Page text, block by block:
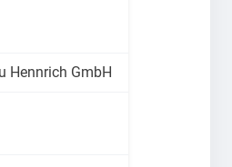
Hennrich GmbH